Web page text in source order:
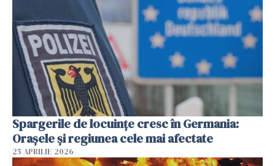
Spargerile de locuințe cresc în Germania:
Orașele și regiunea cele mai afectate
25 APRILIE 2026